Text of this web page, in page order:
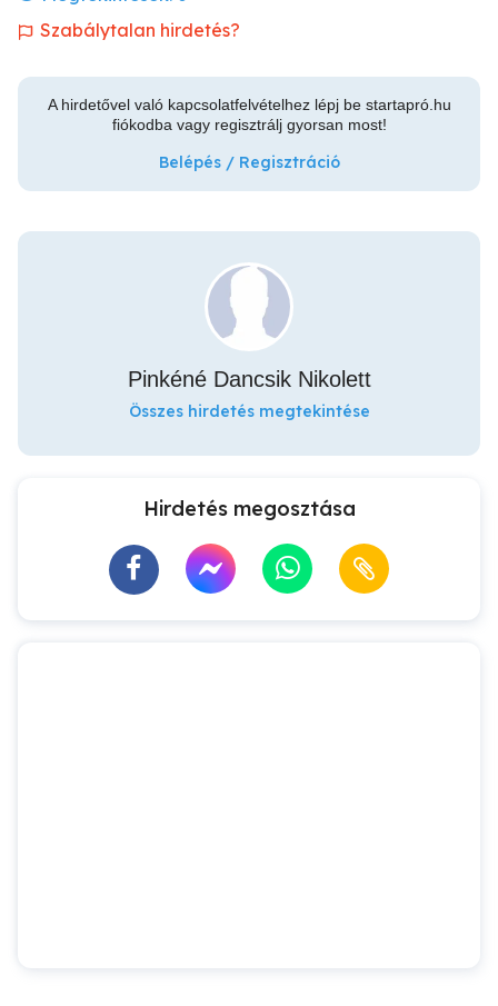
Szabálytalan hirdetés?
A hirdetővel való kapcsolatfelvételhez lépj be startapró.hu
fiókodba vagy regisztrálj gyorsan most!
Belépés / Regisztráció
Pinkéné Dancsik Nikolett
Összes hirdetés megtekintése
Hirdetés megosztása